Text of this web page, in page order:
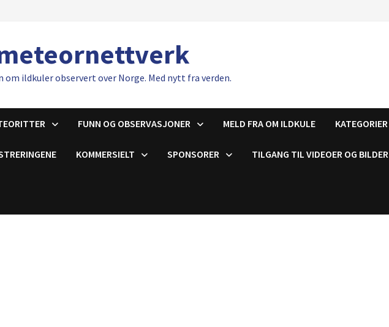
om ildkuler observert over Norge. Med nytt fra verden.
FUNN OG OBSERVASJONER MELD FRA OM ILDKULE KATEGORIER
KOMMERSIELT SPONSORER TILGANG TIL VIDEOER OG BILDER